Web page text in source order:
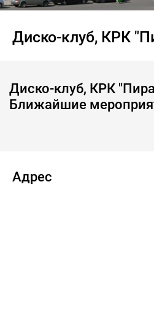
Диско-клуб, КРК
Диско-клуб, КРК
Ближайшие
Адрес